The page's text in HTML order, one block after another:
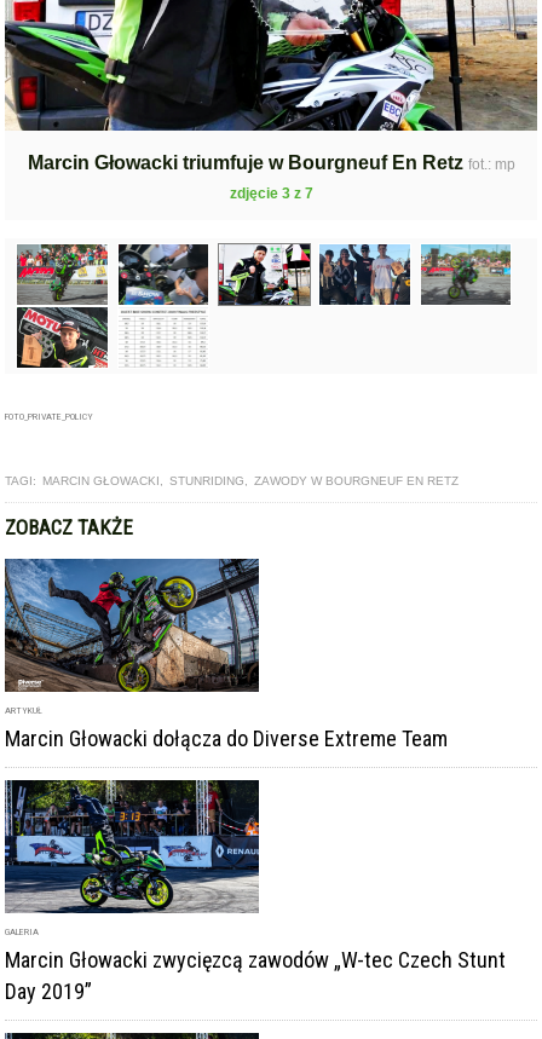
Marcin Głowacki triumfuje w Bourgneuf En Retz fot.: mp
zdjęcie 3 z 7
FOTO_PRIVATE_POLICY
TAGI: MARCIN GŁOWACKI STUNRIDING ZAWODY W BOURGNEUF EN RETZ
ZOBACZ TAKŻE
ARTYKUŁ
Marcin Głowacki dołącza do Diverse Extreme Team
GALERIA
Marcin Głowacki zwycięzcą zawodów „W-tec Czech Stunt
Day 2019”